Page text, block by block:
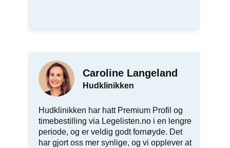
Caroline Langeland
Hudklinikken
Hudklinikken har hatt Premium Profil og
timebestilling via Legelisten.no i en lengre
periode, og er veldig godt fornøyde. Det
har gjort oss mer synlige, og vi opplever at